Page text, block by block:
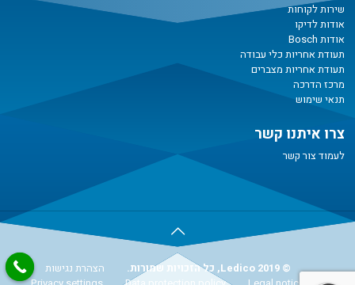
שירות לקוחות
אודות לדיקו
אודות Bosch
תעודת אחריות כלי עבודה
תעודת אחריות מצברים
מרכז הדרכה
תנאי שימוש
צרו איתנו קשר
לעמוד צור קשר
© Ledico 2019, כל הזכויות שמורות.
הצהרת נגישות